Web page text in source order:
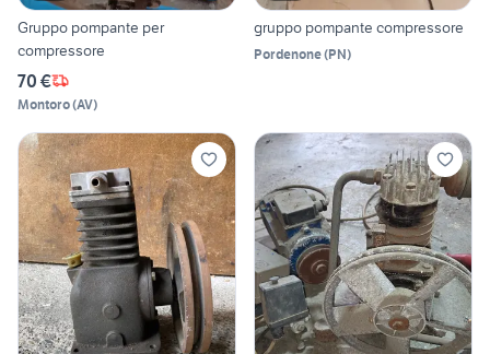
Gruppo pompante per
compressore
70 €
Montoro(AV)
gruppo pompante compressore
Pordenone(PN)